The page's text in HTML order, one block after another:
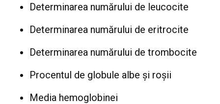
Determinarea numărului de leucocite
Determinarea numărului de eritrocite
Determinarea numărului de trombocite
Procentul de globule albe și roșii
Media hemoglobinei